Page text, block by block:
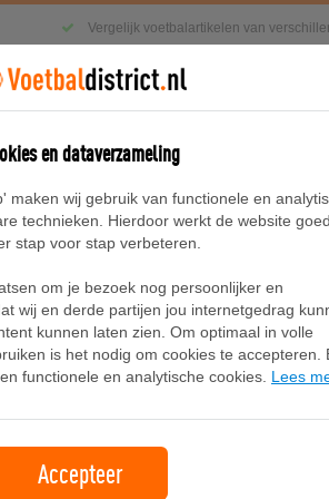
Vergelijk voetbalartikelen van
United FC 24/25
Bekijk bij Adidas
en dataverzameling
maken wij gebruik van functionele en
technieken. Hierdoor werkt de website
stap voor stap verbeteren.
om je bezoek nog persoonlijker en
wij en derde partijen jou internetgedrag
kunnen laten zien. Om optimaal in volle
is het nodig om cookies te accepteren.
functionele en analytische cookies. Lees
Accepteer